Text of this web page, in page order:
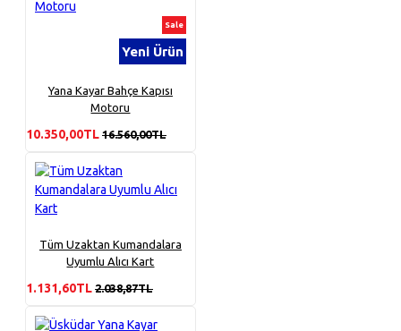
Sale
Yeni Ürün
Yana Kayar Bahçe Kapısı
Motoru
10.350,00TL 16.560,00TL
Tüm Uzaktan Kumandalara
Uyumlu Alıcı Kart
1.131,60TL 2.038,87TL